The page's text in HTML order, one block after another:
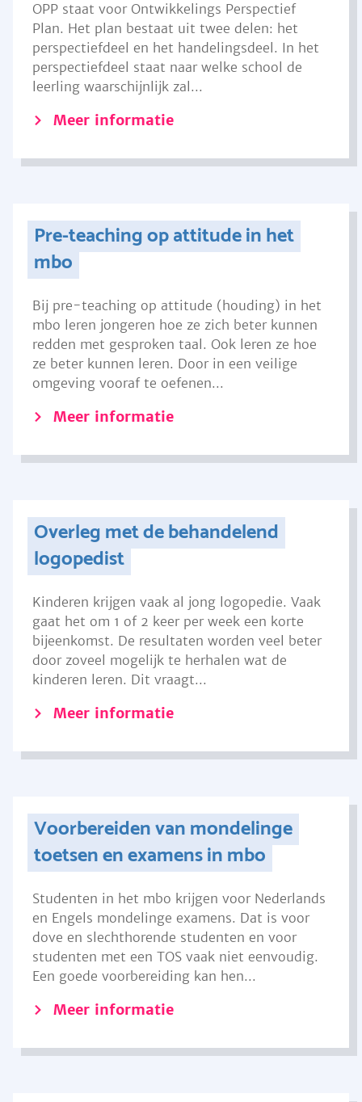
OPP staat voor Ontwikkelings Perspectief
Plan. Het plan bestaat uit twee delen: het
perspectiefdeel en het handelingsdeel. In het
perspectiefdeel staat naar welke school de
leerling waarschijnlijk zal...
Meer informatie
Pre-teaching op attitude in het
mbo
Bij pre-teaching op attitude (houding) in het
mbo leren jongeren hoe ze zich beter kunnen
redden met gesproken taal. Ook leren ze hoe
ze beter kunnen leren. Door in een veilige
omgeving vooraf te oefenen...
Meer informatie
Overleg met de behandelend
logopedist
Kinderen krijgen vaak al jong logopedie. Vaak
gaat het om 1 of 2 keer per week een korte
bijeenkomst. De resultaten worden veel beter
door zoveel mogelijk te herhalen wat de
kinderen leren. Dit vraagt...
Meer informatie
Voorbereiden van mondelinge
toetsen en examens in mbo
Studenten in het mbo krijgen voor Nederlands
en Engels mondelinge examens. Dat is voor
dove en slechthorende studenten en voor
studenten met een TOS vaak niet eenvoudig.
Een goede voorbereiding kan hen...
Meer informatie